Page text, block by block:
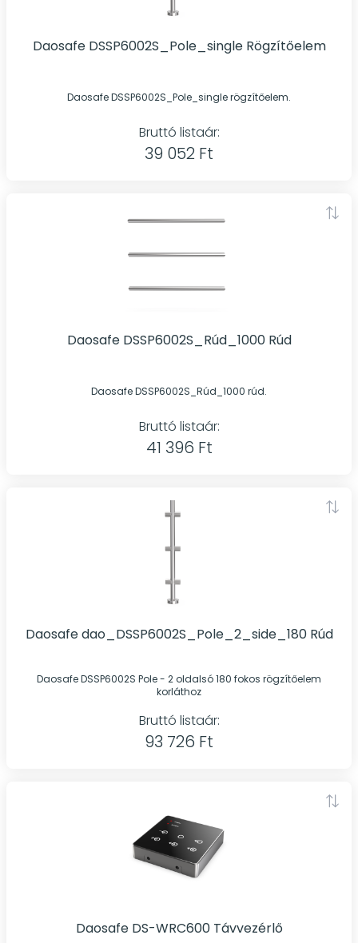
Daosafe DSSP6002S_Pole_single Rögzítőelem
Daosafe DSSP6002S_Pole_single rögzítőelem.
Bruttó listaár:
39 052 Ft
Daosafe DSSP6002S_Rúd_1000 Rúd
Daosafe DSSP6002S_Rúd_1000 rúd.
Bruttó listaár:
41 396 Ft
Daosafe dao_DSSP6002S_Pole_2_side_180 Rúd
Daosafe DSSP6002S Pole - 2 oldalsó 180 fokos rögzítőelem
korláthoz
Bruttó listaár:
93 726 Ft
Daosafe DS-WRC600 Távvezérlő